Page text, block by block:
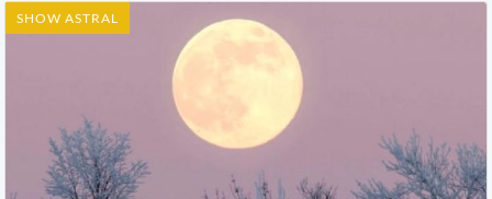
SHOW ASTRAL